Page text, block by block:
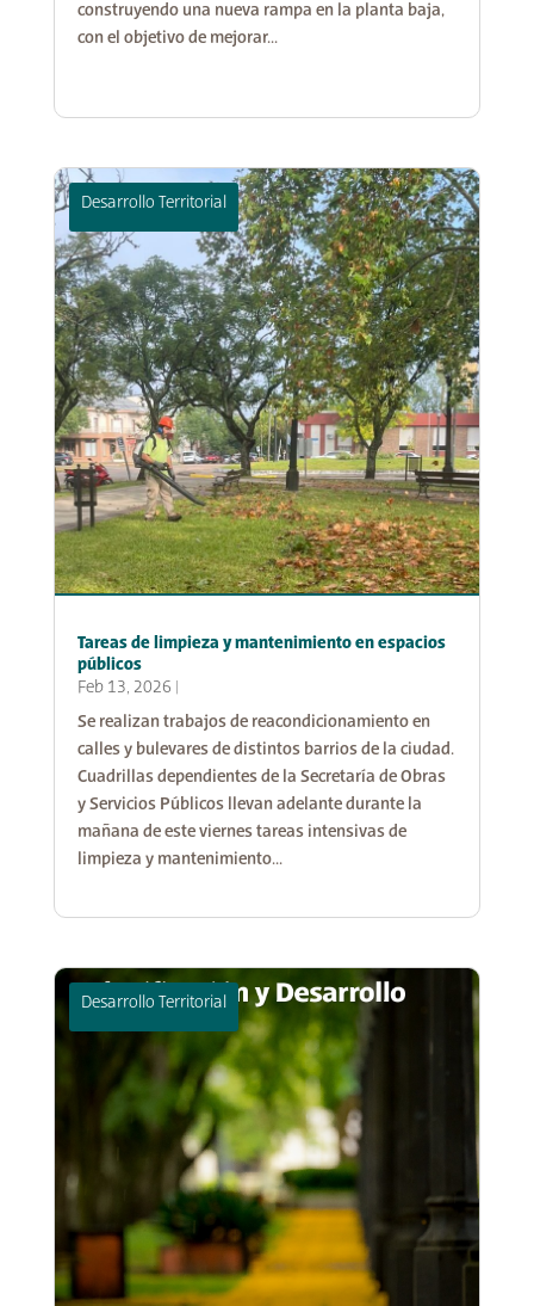
construyendo una nueva rampa en la planta baja,
con el objetivo de mejorar...
Tareas de limpieza y mantenimiento en espacios
públicos
Feb 13, 2026
Desarrollo Territorial
Se realizan trabajos de reacondicionamiento en
calles y bulevares de distintos barrios de la ciudad.
Cuadrillas dependientes de la Secretaría de Obras
y Servicios Públicos llevan adelante durante la
mañana de este viernes tareas intensivas de
limpieza y mantenimiento...
Desarrollo Territorial